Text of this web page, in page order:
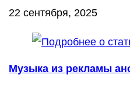
22 сентября, 2025
Музыка из рекламы